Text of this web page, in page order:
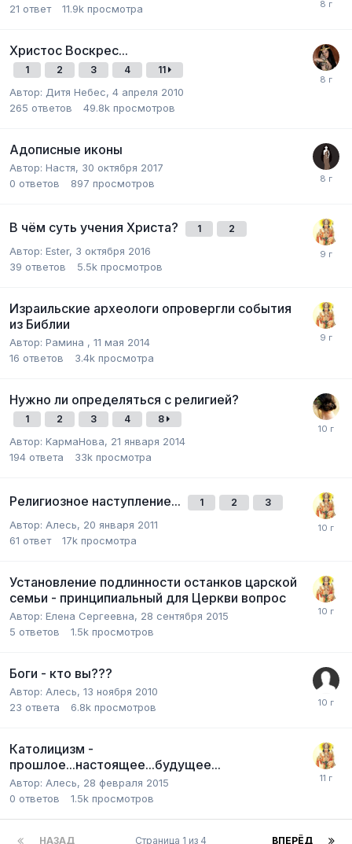
21 ответ 11.9k просмотра
Христос Воскрес...
1 2 3 4 11
Автор: Дитя Небес, 4 апреля 2010
265 ответов 49.8k просмотров
Адописные иконы
Автор: Настя, 30 октября 2017
0 ответов 897 просмотров
В чём суть учения Христа? 1 2
Автор: Ester, 3 октября 2016
39 ответов 5.5k просмотров
Израильские археологи опровергли события
из Библии
Автор: Рамина , 11 мая 2014
16 ответов 3.4k просмотра
Нужно ли определяться с религией?
1 2 3 4 8
Автор: KармаНова, 21 января 2014
194 ответа 33k просмотра
Религиозное наступление... 1 2 3
Автор: Алесь, 20 января 2011
61 ответ 17k просмотра
Установление подлинности останков царской
семьи - принципиальный для Церкви вопрос
Автор: Елена Сергеевна, 28 сентября 2015
5 ответов 1.5k просмотров
Боги - кто вы???
Автор: Алесь, 13 ноября 2010
23 ответа 6.8k просмотров
Католицизм -
прошлое...настоящее...будущее...
Автор: Алесь, 28 февраля 2015
0 ответов 1.5k просмотров
НАЗАД ВПЕРЁД
Страница 1 из 4